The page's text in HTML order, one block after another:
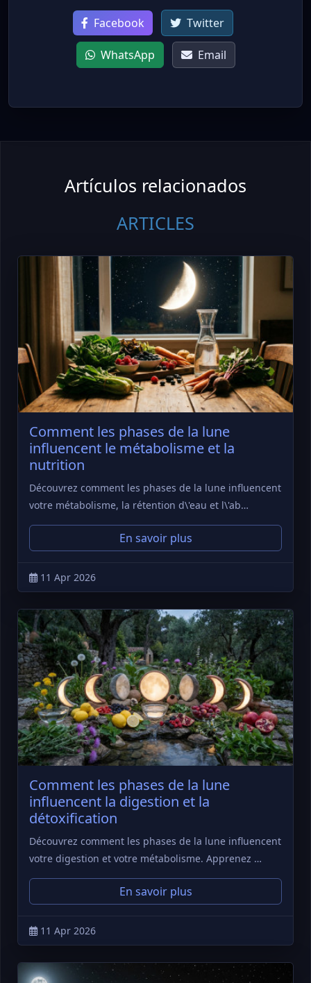
Facebook Twitter
WhatsApp Email
Artículos relacionados
ARTICLES
Comment les phases de la lune
influencent le métabolisme et la
nutrition
Découvrez comment les phases de la lune influencent
votre métabolisme, la rétention d\'eau et l\'ab…
En savoir plus
11 Apr 2026
Comment les phases de la lune
influencent la digestion et la
détoxification
Découvrez comment les phases de la lune influencent
votre digestion et votre métabolisme. Apprenez …
En savoir plus
11 Apr 2026